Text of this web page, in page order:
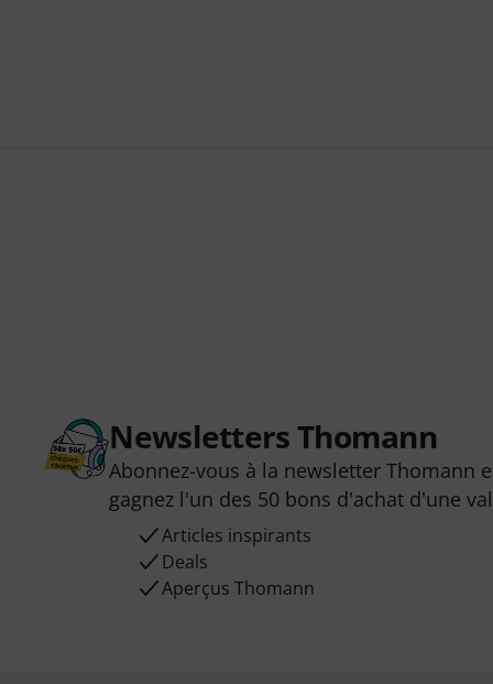
Newsletters Thomann
Abonnez-vous à la newsletter Thomann
gagnez l'un des 50 bons d'achat d'une
Articles inspirants
Deals
Aperçus Thomann